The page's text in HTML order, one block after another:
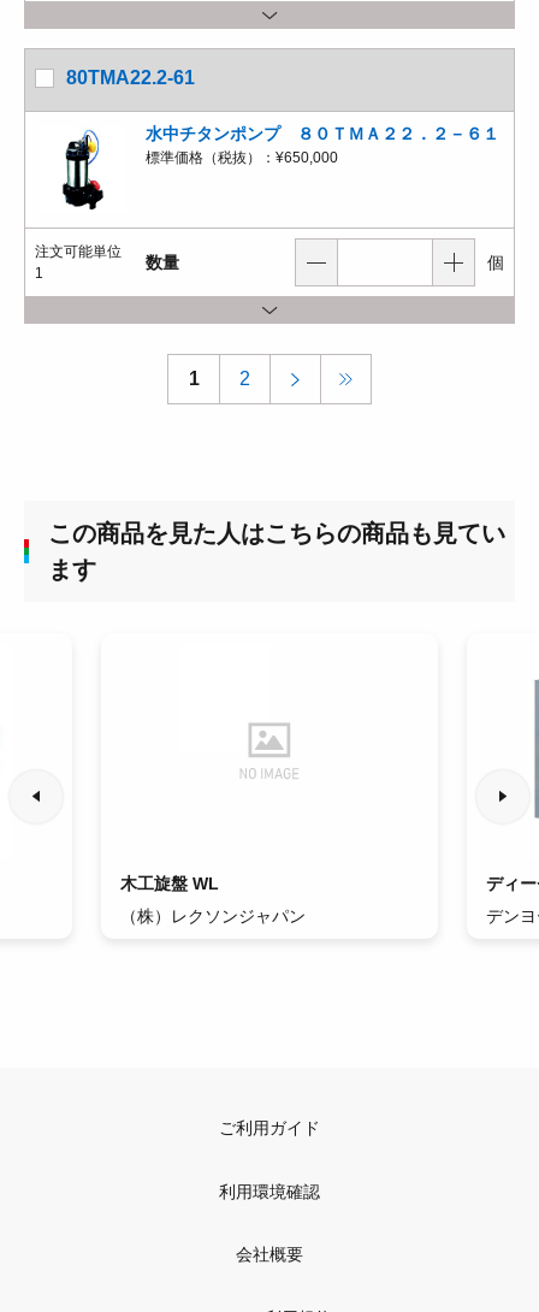
80TMA22.2-61
水中チタンポンプ ８０ＴＭＡ２２．２－６１
標準価格（税抜）： ¥650,000
注文可能単位
1
数量 個
1 2
この商品を見た人はこちらの商品も見てい
ます
木工旋盤 WL
（株）レクソンジャパン
ディ
デン
ご利用ガイド
利用環境確認
会社概要